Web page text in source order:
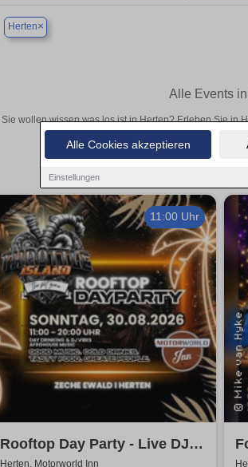
Alle Cookies akzeptieren
Einstellungen
Herten×
Alle Events
Sie wollen wissen was los ist in Herten? Erleben Sie in
aufregende
11:00 Uhr
Rooftop Day Party - Live DJ,
Herten, Motorworld Inn